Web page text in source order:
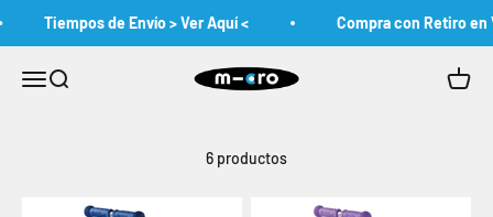
Tiempos de Envío > Ver Aquí < Compra con Retiro en
Abrir menú de navegación
Abrir búsqueda MicroChile Abrir
6 productos